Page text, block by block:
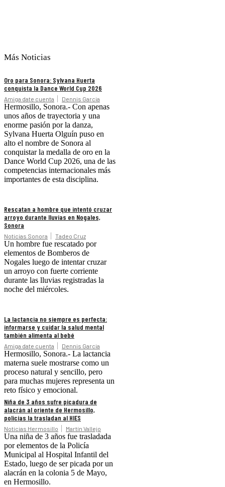
Más Noticias
Oro para Sonora: Sylvana Huerta
conquista la Dance World Cup 2026
Amiga date cuenta Dennis Garcia
Hermosillo, Sonora.- Con apenas
unos años de trayectoria y una
enorme pasión por la danza,
Sylvana Huerta Olguín puso en
alto el nombre de Sonora al
conquistar la medalla de oro en la
Dance World Cup 2026, una de las
competencias internacionales más
importantes de esta disciplina.
Rescatan a hombre que intentó cruzar
arroyo durante lluvias en Nogales,
Sonora
Noticias Sonora Tadeo Cruz
Un hombre fue rescatado por
elementos de Bomberos de
Nogales luego de intentar cruzar
un arroyo con fuerte corriente
durante las lluvias registradas la
noche del miércoles.
La lactancia no siempre es perfecta:
informarse y cuidar la salud mental
también alimenta al bebé
Amiga date cuenta Dennis Garcia
Hermosillo, Sonora.- La lactancia
materna suele mostrarse como un
proceso natural y sencillo, pero
para muchas mujeres representa un
reto físico y emocional.
Niña de 3 años sufre picadura de
alacrán al oriente de Hermosillo,
policías la trasladan al HIES
Noticias Hermosillo Martín Vallejo
Una niña de 3 años fue trasladada
por elementos de la Policía
Municipal al Hospital Infantil del
Estado, luego de ser picada por un
alacrán en la colonia 5 de Mayo,
en Hermosillo.